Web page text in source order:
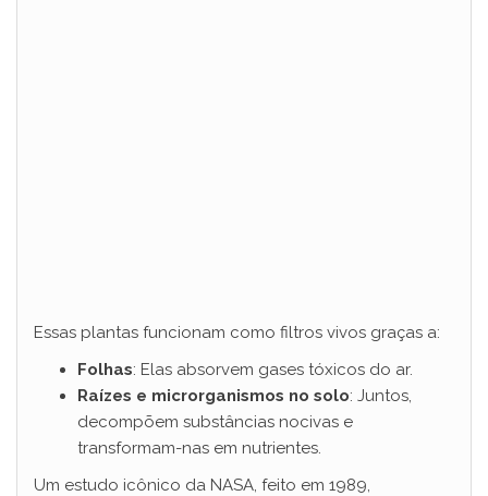
Essas plantas funcionam como filtros vivos graças a:
Folhas: Elas absorvem gases tóxicos do ar.
Raízes e microrganismos no solo: Juntos,
decompõem substâncias nocivas e
transformam-nas em nutrientes.
Um estudo icônico da NASA, feito em 1989,